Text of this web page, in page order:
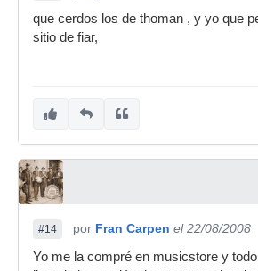
que cerdos los de thoman , y yo que
sitio de fiar,
#14 por Fran Carpen el 22/08/2008
Yo me la compré en musicstore y